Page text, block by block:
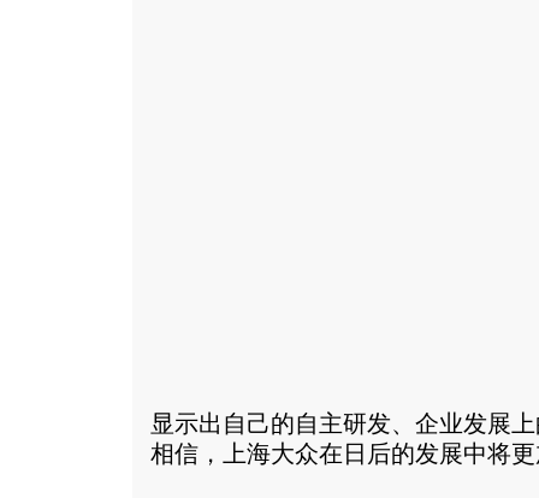
显示出自己的自主研发、企业发展
相信，上海大众在日后的发展中将